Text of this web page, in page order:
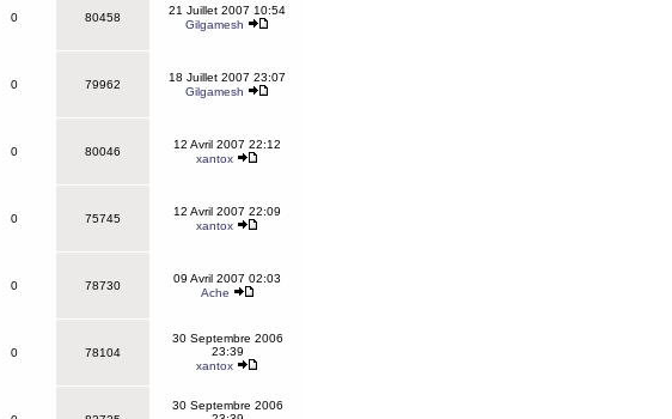
0 80458
21 Juillet 2007 10:54
Gilgamesh
0 79962
18 Juillet 2007 23:07
Gilgamesh
0 80046
12 Avril 2007 22:12
xantox
0 75745
12 Avril 2007 22:09
xantox
0 78730
09 Avril 2007 02:03
Ache
0 78104
30 Septembre 2006
23:39
xantox
30 Septembre 2006